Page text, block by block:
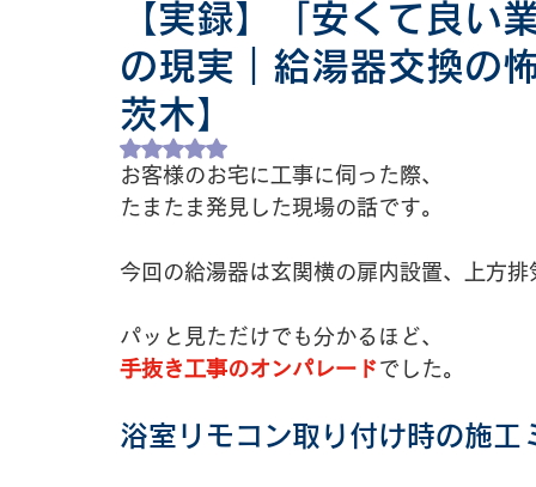
【実録】「安くて良い
の現実｜給湯器交換の
茨木】
5つ星のうちNaNと評価されています。
お客様のお宅に工事に伺った際、
たまたま発見した現場の話です。
今回の給湯器は玄関横の扉内設置、上方排
パッと見ただけでも分かるほど、
手抜き工事のオンパレードでした。
浴室リモコン取り付け時の施工